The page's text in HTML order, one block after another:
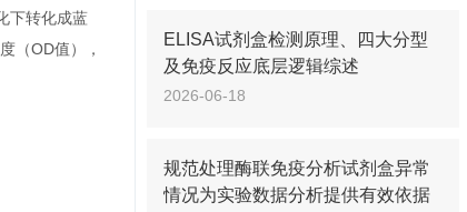
下转化成蓝
（OD值），
ELISA试剂盒检测原理、四大分型
及免疫反应底层逻辑综述
2026-06-18
规范处理酶联免疫分析试剂盒异常
情况为实验数据分析提供有效依据